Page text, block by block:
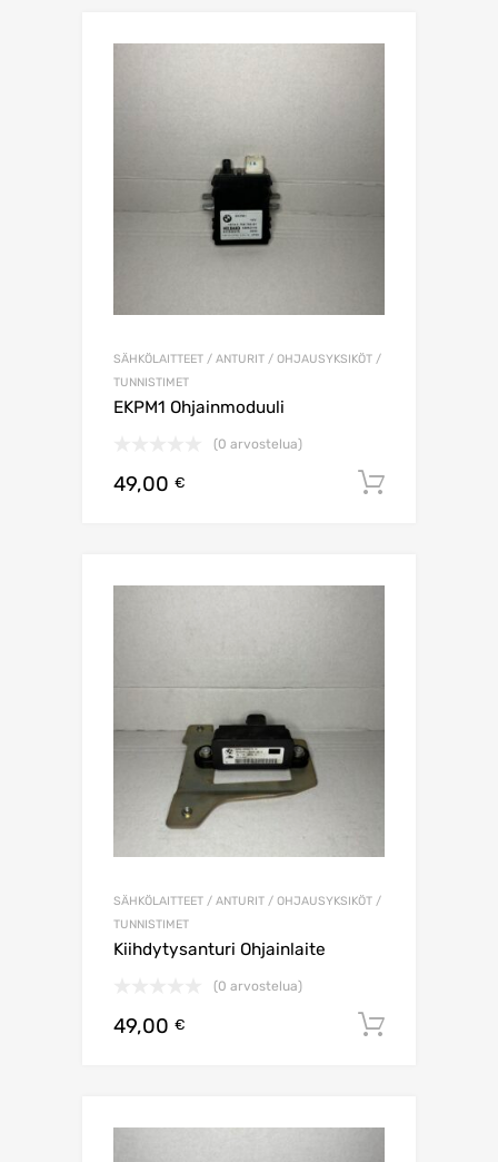
SÄHKÖLAITTEET / ANTURIT / OHJAUSYKSIKÖT /
TUNNISTIMET
EKPM1 Ohjainmoduuli
(0 arvostelua)
49,00 €
SÄHKÖLAITTEET / ANTURIT / OHJAUSYKSIKÖT /
TUNNISTIMET
Kiihdytysanturi Ohjainlaite
(0 arvostelua)
49,00 €